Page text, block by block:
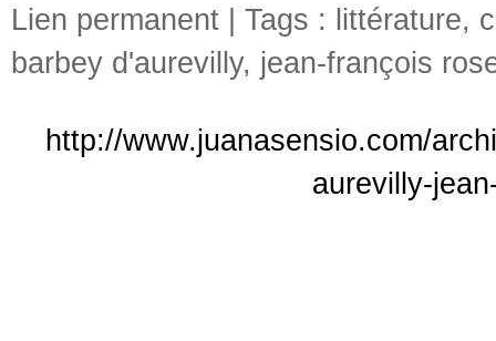
Lien permanent | Tags : littérature,
barbey d'aurevilly, jean-françois
http://www.juanasensio.com/
aurevilly-